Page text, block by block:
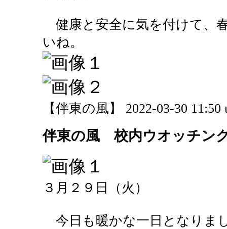
健康と安全に気を付けて、
いね。
【伴東の風】 2022-03-30 11:50
伴東の風 校内ウオッチン
３月２９日（火）
今日も暖かな一日となりま